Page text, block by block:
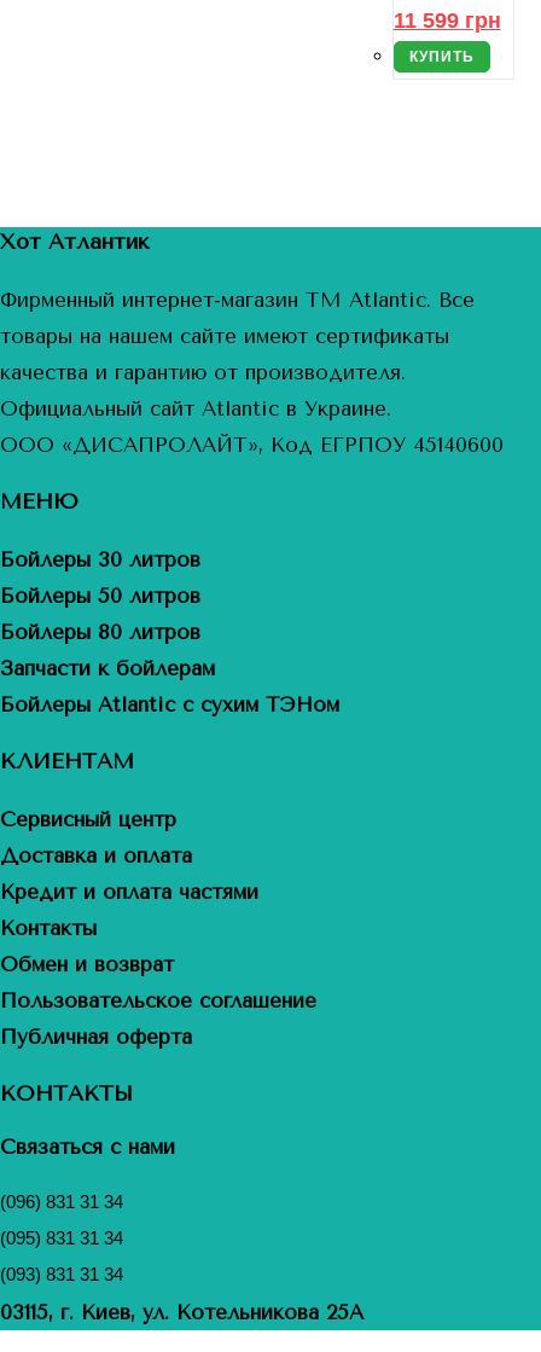
Первоначальная
цена
составляла
11
11 599грн
КУПИТЬ
Хот Атлантик
Фирменный интернет-магазин ТМ Atlantic. Все
товары на нашем сайте имеют сертификаты
качества и гарантию от производителя.
Официальный сайт Atlantic в Украине.
ООО «ДИСАПРОЛАЙТ», Код ЕГРПОУ 45140600
МЕНЮ
Бойлеры 30 литров
Бойлеры 50 литров
Бойлеры 80 литров
Запчасти к бойлерам
Бойлеры Atlantic с сухим ТЭНом
КЛИЕНТАМ
Сервисный центр
Доставка и оплата
Кредит и оплата частями
Контакты
Обмен и возврат
Пользовательское соглашение
Публичная оферта
КОНТАКТЫ
Связаться с нами
(096) 831 31 34
(095) 831 31 34
(093) 831 31 34
03115, г. Киев, ул. Котельникова 25А